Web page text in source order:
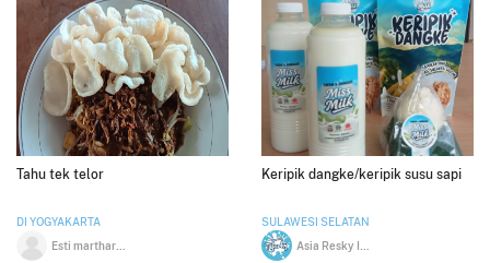
Tahu tek telor
DI YOGYAKARTA
Keripik dangke/keripik susu sapi
SULAWESI SELATAN